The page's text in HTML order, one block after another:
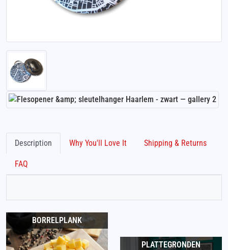
Description Why You'll Love It Shipping & Returns
FAQ
BORRELPLANK
PLATTEGRONDEN